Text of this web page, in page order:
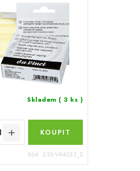
Skladem ( 3 ks )
Kód: 235-VA4033_0